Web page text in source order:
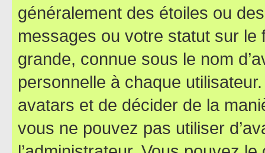
généralement des étoiles ou
messages ou votre statut sur
grande, connue sous le nom
personnelle à chaque utilisateur.
avatars et de décider de la
vous ne pouvez pas utiliser